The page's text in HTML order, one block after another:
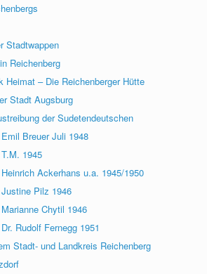
Stadtwappen
Reichenberg
Heimat – Die Reichenberger Hütte
Stadt Augsburg
der Sudetendeutschen
Breuer Juli 1948
1945
Ackerhans u.a. 1945/1950
Pilz 1946
Chytil 1946
Rudolf Fernegg 1951
Stadt- und Landkreis Reichenberg